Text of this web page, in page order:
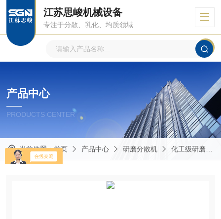
江苏思峻机械设备
专注于分散、乳化、均质领域
产品中心
PRODUCTS CENTER
当前位置：首页 产品中心 研磨分散机 化工级研磨分散机